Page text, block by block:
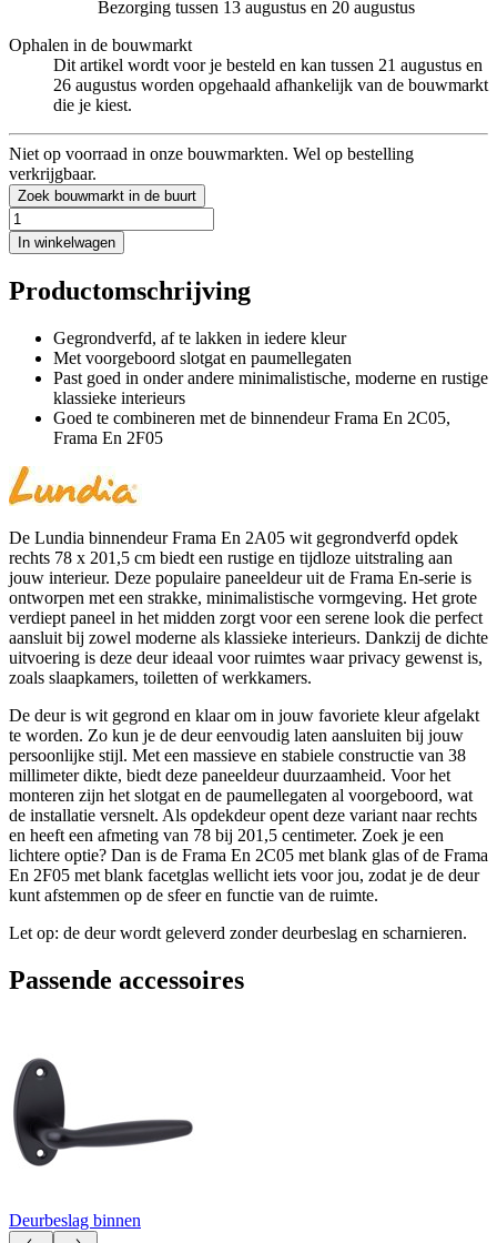
Bezorging tussen 13 augustus en 20 augustus
Ophalen in de bouwmarkt
Dit artikel wordt voor je besteld en kan tussen 21 augustus en
26 augustus worden opgehaald afhankelijk van de bouwmarkt
die je kiest.
Niet op voorraad in onze bouwmarkten. Wel op bestelling
verkrijgbaar.
Zoek bouwmarkt in de buurt
In winkelwagen
Productomschrijving
Gegrondverfd, af te lakken in iedere kleur
Met voorgeboord slotgat en paumellegaten
Past goed in onder andere minimalistische, moderne en rustige
klassieke interieurs
Goed te combineren met de binnendeur Frama En 2C05,
Frama En 2F05
De Lundia binnendeur Frama En 2A05 wit gegrondverfd opdek
rechts 78 x 201,5 cm biedt een rustige en tijdloze uitstraling aan
jouw interieur. Deze populaire paneeldeur uit de Frama En-serie is
ontworpen met een strakke, minimalistische vormgeving. Het grote
verdiept paneel in het midden zorgt voor een serene look die perfect
aansluit bij zowel moderne als klassieke interieurs. Dankzij de dichte
uitvoering is deze deur ideaal voor ruimtes waar privacy gewenst is,
zoals slaapkamers, toiletten of werkkamers.
De deur is wit gegrond en klaar om in jouw favoriete kleur afgelakt
te worden. Zo kun je de deur eenvoudig laten aansluiten bij jouw
persoonlijke stijl. Met een massieve en stabiele constructie van 38
millimeter dikte, biedt deze paneeldeur duurzaamheid. Voor het
monteren zijn het slotgat en de paumellegaten al voorgeboord, wat
de installatie versnelt. Als opdekdeur opent deze variant naar rechts
en heeft een afmeting van 78 bij 201,5 centimeter. Zoek je een
lichtere optie? Dan is de Frama En 2C05 met blank glas of de Frama
En 2F05 met blank facetglas wellicht iets voor jou, zodat je de deur
kunt afstemmen op de sfeer en functie van de ruimte.
Let op: de deur wordt geleverd zonder deurbeslag en scharnieren.
Passende accessoires
Deurbeslag binnen